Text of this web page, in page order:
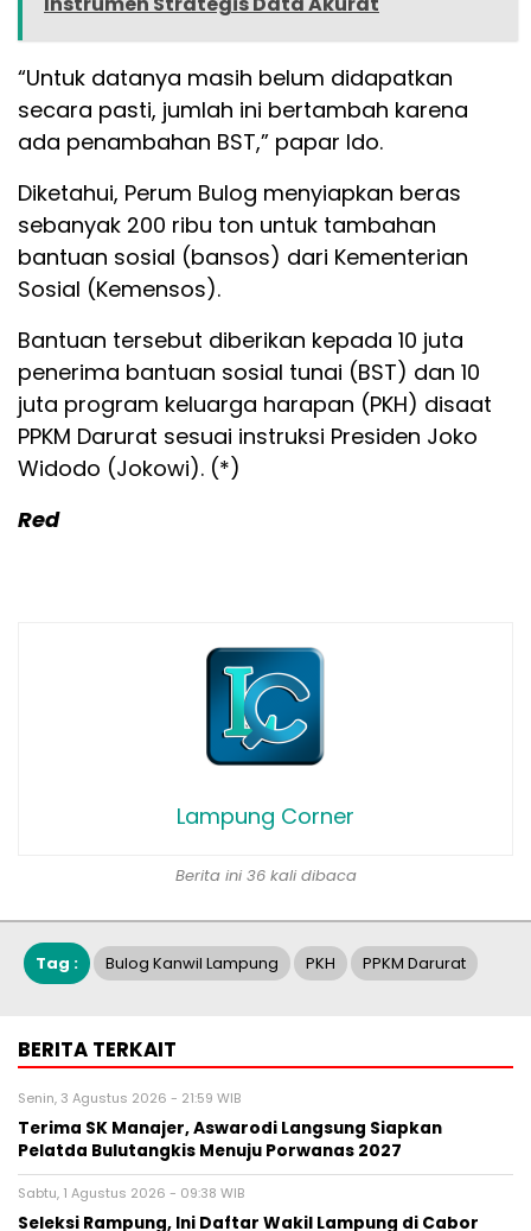
“Untuk datanya masih belum didapatkan
secara pasti, jumlah ini bertambah karena
ada penambahan BST,” papar Ido.
Diketahui, Perum Bulog menyiapkan beras
sebanyak 200 ribu ton untuk tambahan
bantuan sosial (bansos) dari Kementerian
Sosial (Kemensos).
Bantuan tersebut diberikan kepada 10 juta
penerima bantuan sosial tunai (BST) dan 10
juta program keluarga harapan (PKH) disaat
PPKM Darurat sesuai instruksi Presiden Joko
Widodo (Jokowi). (*)
Red
Lampung Corner
Berita ini 36 kali dibaca
Tag : Bulog Kanwil Lampung PKH PPKM Darurat
BERITA TERKAIT
Senin, 3 Agustus 2026 - 21:59 WIB
Terima SK Manajer, Aswarodi Langsung Siapkan
Pelatda Bulutangkis Menuju Porwanas 2027
Sabtu, 1 Agustus 2026 - 09:38 WIB
Seleksi Rampung, Ini Daftar Wakil Lampung di Cabor